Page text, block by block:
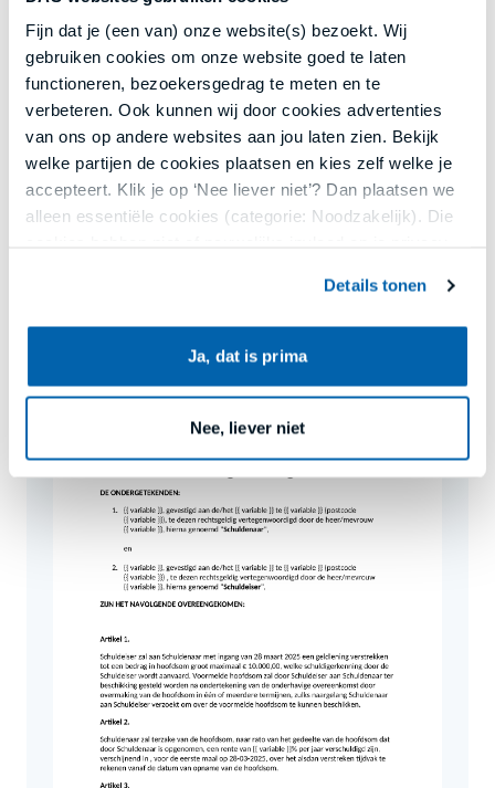
Fijn dat je (een van) onze website(s) bezoekt. Wij
gebruiken cookies om onze website goed te laten
functioneren, bezoekersgedrag te meten en te
verbeteren. Ook kunnen wij door cookies advertenties
van ons op andere websites aan jou laten zien. Bekijk
welke partijen de cookies plaatsen en kies zelf welke je
accepteert. Klik je op ‘Nee liever niet’? Dan plaatsen we
alleen essentiële cookies (categorie: Noodzakelijk). Die
Jouw keuze kun je opnieuw aanpassen of intrekken via
ons cookieoverzicht onderaan onze websites of in de
menu’s van onze apps. Lees meer in
Details tonen
Ja, dat is prima
Nee, liever niet
geven. Als je de lening niet kunt terugbetalen, heeft
jouw bank of geldschieter het recht om deze
bezittingen te verkopen.
Pandrecht is een zekerheidsrecht. Een ander bekend
zekerheidsrecht is het hypotheekrecht. Met
hypotheekrecht geef je jouw huis in onderpand voor
een lening van de bank. Met pandrecht geef je andere
bezittingen dan jouw huis of kantoor in onderpand.
Voorbeeld bekijken